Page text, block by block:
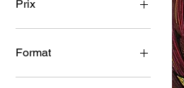
Prix
Format
30 x 30 cm